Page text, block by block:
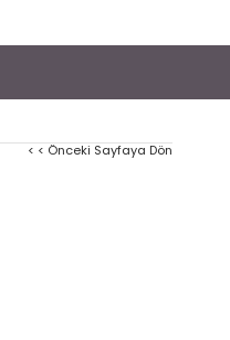
< < Önceki Sayfaya Dön